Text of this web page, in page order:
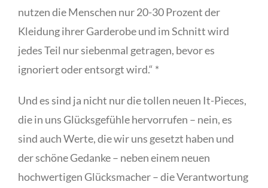
nutzen die Menschen nur 20-30 Prozent der
Kleidung ihrer Garderobe und im Schnitt wird
jedes Teil nur siebenmal getragen, bevor es
ignoriert oder entsorgt wird.“ *
Und es sind ja nicht nur die tollen neuen It-Pieces,
die in uns Glücksgefühle hervorrufen – nein, es
sind auch Werte, die wir uns gesetzt haben und
der schöne Gedanke – neben einem neuen
hochwertigen Glücksmacher – die Verantwortung